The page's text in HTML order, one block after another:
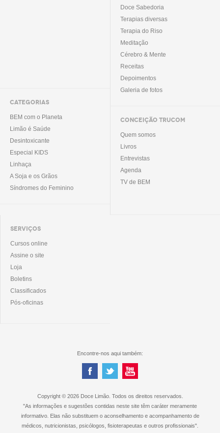
CATEGORIAS
BEM com o Planeta
Limão é Saúde
Desintoxicante
Especial KIDS
Linhaça
A Soja e os Grãos
Síndromes do Feminino
Doce Sabedoria
Terapias diversas
Terapia do Riso
Meditação
Cérebro & Mente
Receitas
Depoimentos
Galeria de fotos
CONCEIÇÃO TRUCOM
Quem somos
Livros
Entrevistas
Agenda
TV de BEM
SERVIÇOS
Cursos online
Assine o site
Loja
Boletins
Classificados
Pós-oficinas
Encontre-nos aqui também:
Copyright © 2026 Doce Limão. Todos os direitos reservados.
"As informações e sugestões contidas neste site têm caráter meramente
informativo. Elas não substituem o aconselhamento e acompanhamento de
médicos, nutricionistas, psicólogos, fisioterapeutas e outros profissionais".